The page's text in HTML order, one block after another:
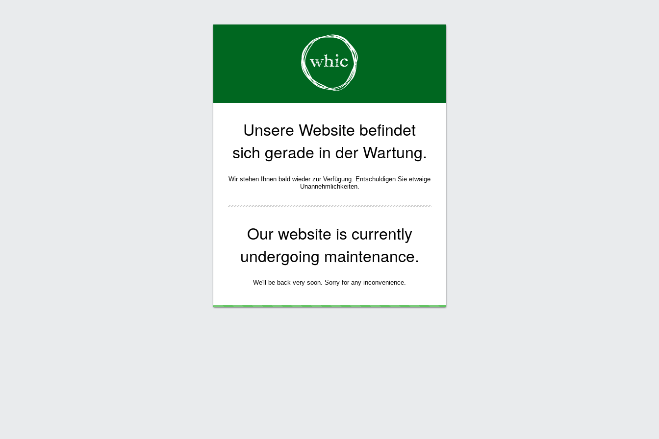
Unsere Website befindet
sich gerade in der Wartung.
Wir stehen Ihnen bald wieder zur Verfügung. Entschuldigen Sie etwaige
Unannehmlichkeiten.
Our website is currently
undergoing maintenance.
We'll be back very soon. Sorry for any inconvenience.